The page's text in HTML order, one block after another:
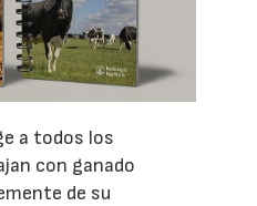
a todos los
con ganado
de su